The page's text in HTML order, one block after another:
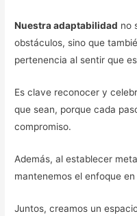
Nuestra adaptabilidad no
obstáculos, sino que
pertenencia al sentir que
Es clave reconocer y
que sean, porque cada
compromiso.
Además, al establecer
mantenemos el enfoque
Juntos, creamos un